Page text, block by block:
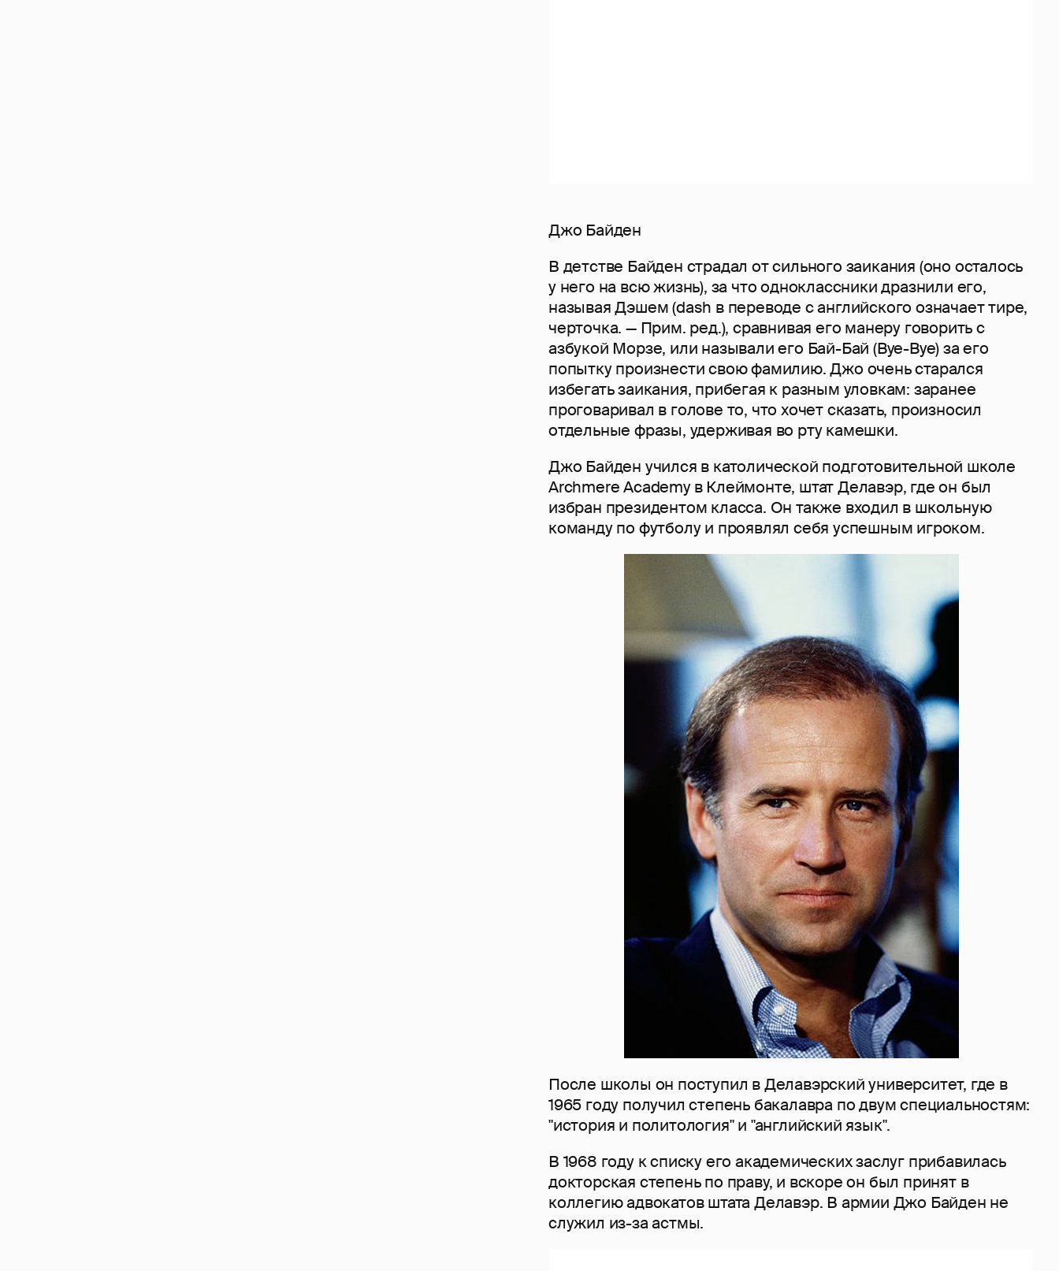
Джо Байден
В детстве Байден страдал от сильного заикания (оно осталось
у него на всю жизнь), за что одноклассники дразнили его,
называя Дэшем (dash в переводе с английского означает тире,
черточка. — Прим. ред.), сравнивая его манеру говорить с
азбукой Морзе, или называли его Бай-Бай (Bye-Bye) за его
попытку произнести свою фамилию. Джо очень старался
избегать заикания, прибегая к разным уловкам: заранее
проговаривал в голове то, что хочет сказать, произносил
отдельные фразы, удерживая во рту камешки.
Джо Байден учился в католической подготовительной школе
Archmere Academy в Клеймонте, штат Делавэр, где он был
избран президентом класса. Он также входил в школьную
команду по футболу и проявлял себя успешным игроком.
После школы он поступил в Делавэрский университет, где в
1965 году получил степень бакалавра по двум специальностям:
"история и политология" и "английский язык".
В 1968 году к списку его академических заслуг прибавилась
докторская степень по праву, и вскоре он был принят в
коллегию адвокатов штата Делавэр. В армии Джо Байден не
служил из-за астмы.